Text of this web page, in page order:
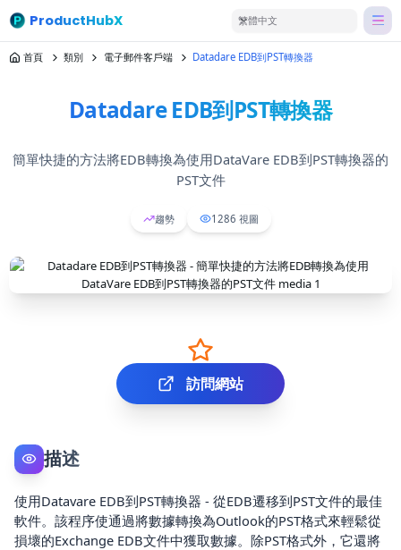
ProductHubX 繁體中文
首頁 類別 電子郵件客戶端 Datadare EDB到PST轉換器
Datadare EDB到PST轉換器
簡單快捷的方法將EDB轉換為使用DataVare EDB到PST轉換器的
PST文件
趨勢 1286 視圖
訪問網站
描述
使用Datavare EDB到PST轉換器 - 從EDB遷移到PST文件的最佳
軟件。該程序使通過將數據轉換為Outlook的PST格式來輕鬆從
損壞的Exchange EDB文件中獲取數據。除PST格式外，它還將